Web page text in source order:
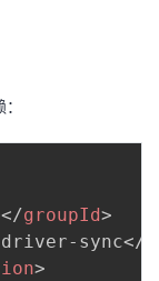
</groupId>
driver-sync</
>